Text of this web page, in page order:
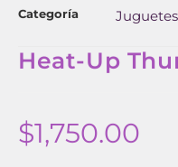
Categoría Juguetes
Heat-Up
$1,750.00